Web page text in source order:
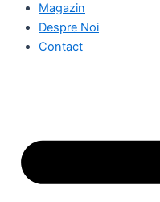
Magazin
Despre Noi
Contact